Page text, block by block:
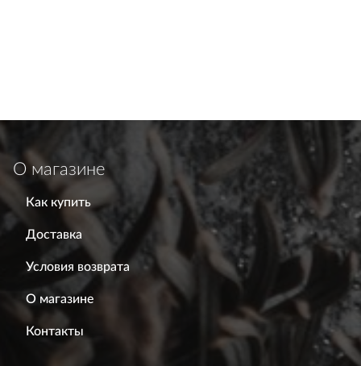
О магазине
Как купить
Доставка
Условия возврата
О магазине
Контакты